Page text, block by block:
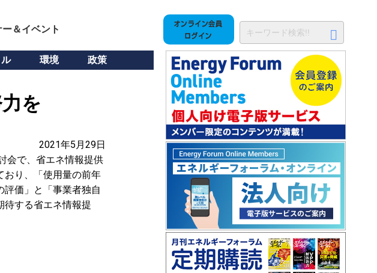
＆イベント
環境 政策
を
2021年5月29日
会で、省エネ情報提供
おり、「使用量の前年
価」と「事業者独自
待する省エネ情報提